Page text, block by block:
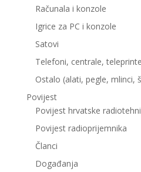
Računala i konzole
Igrice za PC i konzole
Satovi
Telefoni, centrale,
Ostalo (alati, pegle, mlinci,
Povijest
Povijest hrvatske
Povijest radioprijemnika
Članci
Događanja